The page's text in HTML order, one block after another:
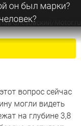
он был марки?
Слезовский/Motor.ru
вопрос сейчас
могли видеть
на глубине 3,8